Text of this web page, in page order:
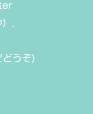
,
どうぞ)